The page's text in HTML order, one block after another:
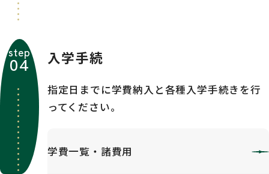
step
04 入学手続
指定日までに学費納入と各種入学手続きを行
ってください。
学費一覧・諸費用